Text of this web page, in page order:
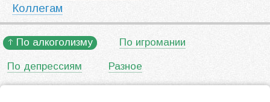
Коллегам
По алкоголизму По игромании
По депрессиям Разное